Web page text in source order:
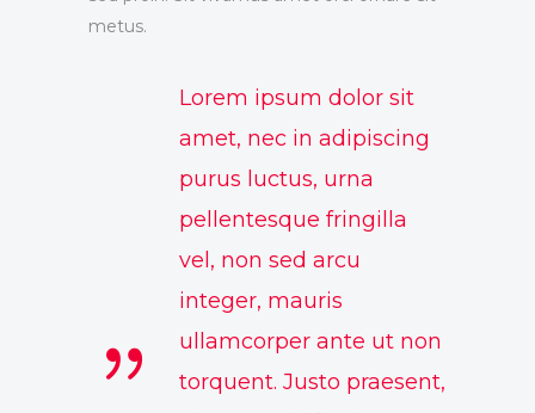
metus.
Lorem ipsum dolor sit
amet, nec in adipiscing
purus luctus, urna
pellentesque fringilla
vel, non sed arcu
integer, mauris
ullamcorper ante ut non
torquent. Justo praesent,